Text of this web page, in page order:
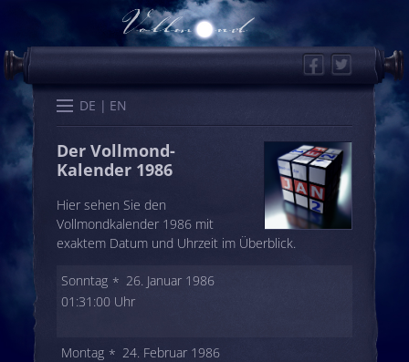
FacebookTwitter
DE EN
Start Kalender Karten
Der Vollmond-
Kalender 1986
Hier sehen Sie den
Vollmondkalender 1986 mit
exaktem Datum und Uhrzeit im Überblick.
Sonntag
26. Januar 1986
01:31:00 Uhr
Montag
24. Februar 1986